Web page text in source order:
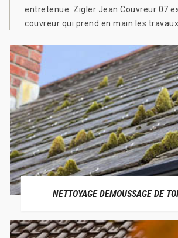
entretenue. Zigler Jean Couvreur 07
couvreur qui prend en main les travaux.
NETTOYAGE DEMOUSSAGE DE